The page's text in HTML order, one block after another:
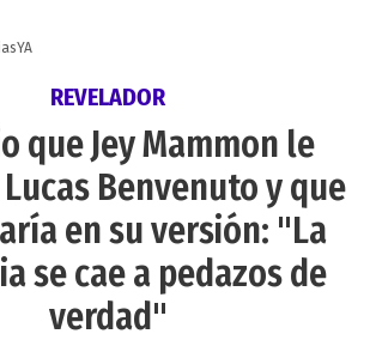
REVELADOR
que Jey Mammon le
Benvenuto y que
en su versión: "La
se cae a pedazos de
verdad"